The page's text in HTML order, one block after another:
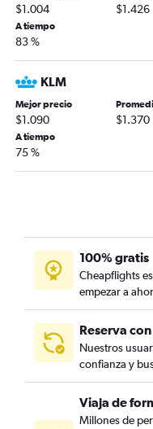
$1.004 $1.426
A tiempo
83 %
KLM
Mejor precio
$1.090 $1.370
A tiempo
75 %
100% gratis
Cheapflights
empezar a
Reserva
Nuestros
confianza y
Viaja de
Millones de